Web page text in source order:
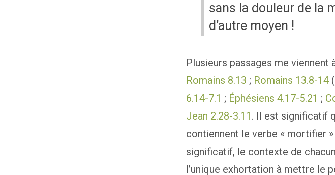
sans la douleur de la
d’autre moyen !
Plusieurs passages me viennent
Romains 8.13 ; Romains 13.8-14
6.14-7.1 ; Éphésiens 4.17-5.21 ;
Jean 2.28-3.11 . Il est significatif
contiennent le verbe « mortifier
significatif, le contexte de
l’unique exhortation à mettre le